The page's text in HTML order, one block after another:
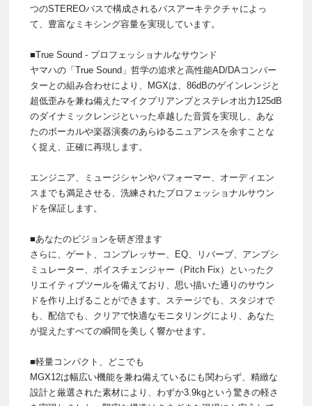
つのSTEREOバスで構成されるバスアーキテクチャによっ
て、豊富なミキシング容量を実現しています。
■True Sound - プロフェッショナルなサウンド
ヤマハの「True Sound」哲学の追求と高性能AD/DAコンバー
ターとの組み合わせにより、MGXは、86dBのゲインレンジと
超低歪みを兼ね備えたマイクプリアンプとステレオ出力125dB
のダイナミックレンジといった卓越した音質を実現し、あな
たのボーカルや楽器演奏のあらゆるニュアンスを余すことな
く捉え、正確に再現します。
エンジニア、ミュージシャンやパフォーマー、オーディエン
スまでも満足させる、洗練されたプロフェッショナルサウン
ドを保証します。
■あなたのビジョンを研ぎ澄ます
さらに、ゲート、コンプレッサー、EQ、リバーブ、アンプシ
ミュレーター、ボイスチェンジャー（Pitch Fix）といったク
リエイティブツールを備えており、思い描いた通りのサウン
ドを作り上げることができます。ステージでも、スタジオで
も、配信でも、クリアで快適なモニタリングにより、あなた
が捉えたすべての瞬間を美しく響かせます。
■軽量コンパクト、どこでも
MGX12は幅広い機能を兼ね備えているにも関わらず、精緻な
設計と厳選された素材により、わずか3.9kgという驚きの軽さ